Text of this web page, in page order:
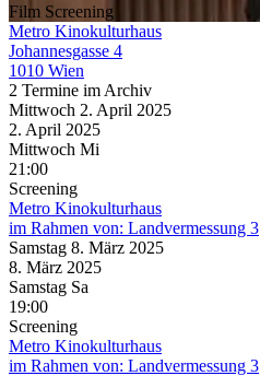
Film Screening
Metro Kinokulturhaus
Johannesgasse 4
1010 Wien
2 Termine im Archiv
Mittwoch 2. April 2025
2. April 2025
Mittwoch Mi
21:00
Screening
Metro Kinokulturhaus
im Rahmen von: Landvermessung 3
Samstag 8. März 2025
8. März 2025
Samstag Sa
19:00
Screening
Metro Kinokulturhaus
im Rahmen von: Landvermessung 3